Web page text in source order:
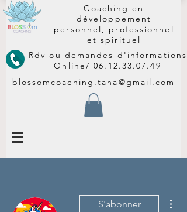
Coaching en
développement
personnel, professionnel
et spirituel
Online/06.12.33.07.49
Rdv ou demandes d'informations
blossomcoaching.tana@gmail.com
S'abonner